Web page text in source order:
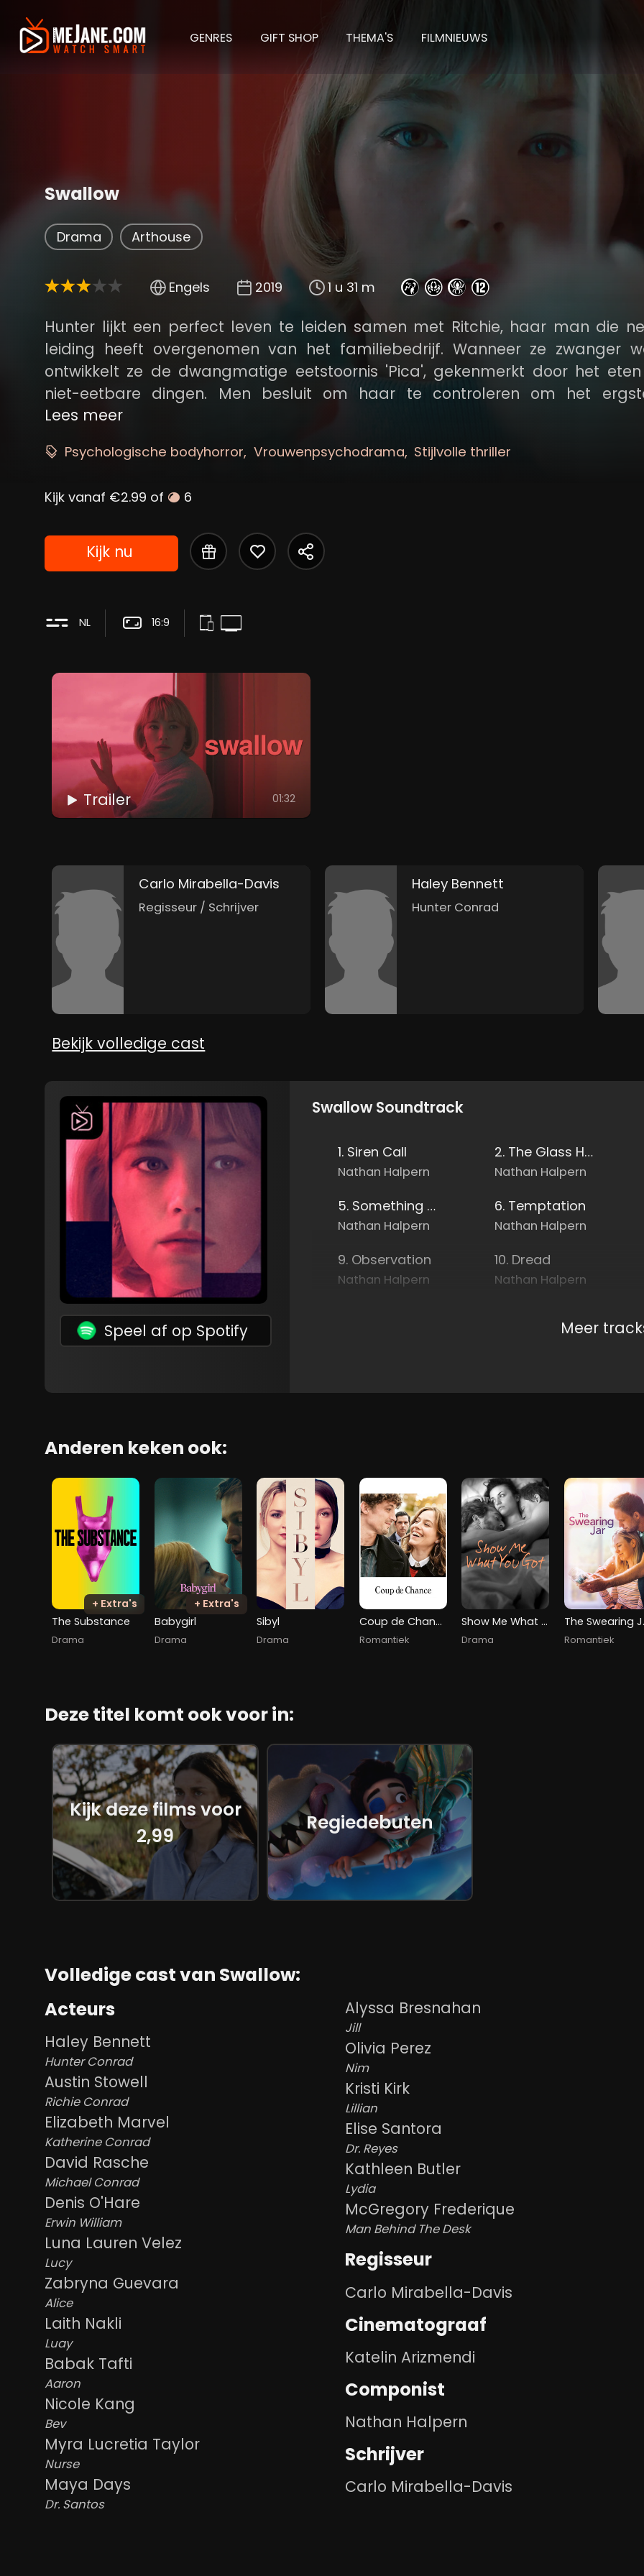
GENRES GIFT SHOP THEMA'S FILMNIEUWS
Swallow
Drama Arthouse
Engels 2019 1 u 31 m
Hunter lijkt een perfect leven te leiden samen met Ritchie, haar man die
leiding heeft overgenomen van het familiebedrijf. Wanneer ze zwanger
ontwikkelt ze de dwangmatige eetstoornis 'Pica', gekenmerkt door het
niet-eetbare dingen. Men besluit om haar te controleren om het
voorkomen: de bedreiging van de voorzetting van de familielijn van de
en verschrikkelijk geheim?
Lees meer
Psychologische bodyhorror Vrouwenpsychodrama Stijlvolle thriller
Kijk vanaf €2.99 of 6
Kijk nu
NL 16:9
Trailer 01:32
Carlo Mirabella-Davis
Regisseur / Schrijver
Haley Bennett
Hunter Conrad
Bekijk volledige cast
Swallow Soundtrack
Speel af op Spotify
1. Siren Call
Nathan Halpern
2. The Glass House
Nathan Halpern
5. Something Unexpected
Nathan Halpern
6. Temptation
Nathan Halpern
9. Observation
Nathan Halpern
10. Dread
Nathan Halpern
Meer
Anderen keken ook:
+ Extra's
The Substance
Drama
+ Extra's
Babygirl
Drama
Sibyl
Drama
Coup de Chance
Romantiek
Show Me What You Got
Drama Romantiek
Deze titel komt ook voor in:
Kijk deze films voor
2,99
Regiedebuten
Volledige cast van Swallow:
Acteurs
Haley Bennett
Hunter Conrad
Austin Stowell
Richie Conrad
Elizabeth Marvel
Katherine Conrad
David Rasche
Michael Conrad
Denis O'Hare
Erwin William
Luna Lauren Velez
Lucy
Zabryna Guevara
Alice
Laith Nakli
Luay
Babak Tafti
Aaron
Nicole Kang
Bev
Myra Lucretia Taylor
Nurse
Maya Days
Dr. Santos
Alyssa Bresnahan
Jill
Olivia Perez
Nim
Kristi Kirk
Lillian
Elise Santora
Dr. Reyes
Kathleen Butler
Lydia
McGregory Frederique
Man Behind The Desk
Regisseur
Carlo Mirabella-Davis
Cinematograaf
Katelin Arizmendi
Componist
Nathan Halpern
Schrijver
Carlo Mirabella-Davis